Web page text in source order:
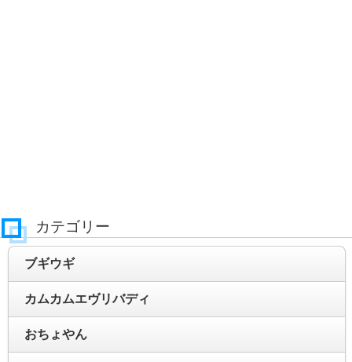
カテゴリー
ブギウギ
カムカムエヴリバディ
おちょやん